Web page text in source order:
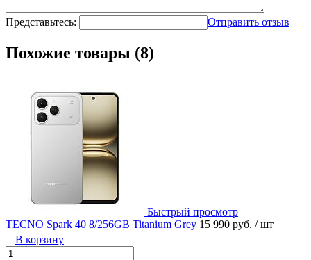
Представьтесь: Отправить отзыв
Похожие товары (8)
Быстрый просмотр
TECNO Spark 40 8/256GB Titanium Grey 15 990 руб. / шт
В корзину